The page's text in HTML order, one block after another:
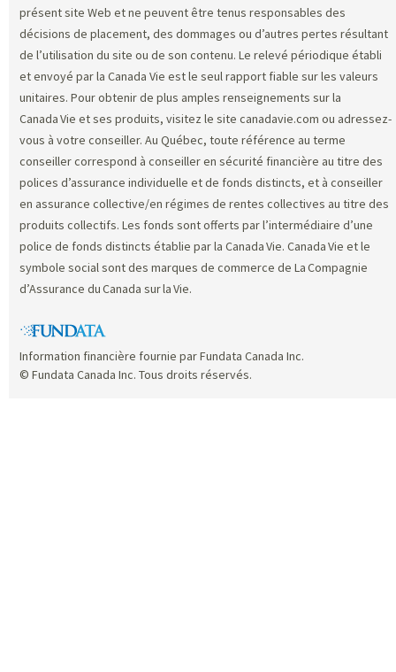
présent site Web et ne peuvent être tenus responsables des
décisions de placement, des dommages ou d’autres pertes résultant
de l’utilisation du site ou de son contenu. Le relevé périodique établi
et envoyé par la Canada Vie est le seul rapport fiable sur les valeurs
unitaires. Pour obtenir de plus amples renseignements sur la
Canada Vie et ses produits, visitez le site canadavie.com ou adressez-
vous à votre conseiller. Au Québec, toute référence au terme
conseiller correspond à conseiller en sécurité financière au titre des
polices d’assurance individuelle et de fonds distincts, et à conseiller
en assurance collective/en régimes de rentes collectives au titre des
produits collectifs. Les fonds sont offerts par l’intermédiaire d’une
police de fonds distincts établie par la Canada Vie. Canada Vie et le
symbole social sont des marques de commerce de La Compagnie
d’Assurance du Canada sur la Vie.
Information financière fournie par Fundata Canada Inc.
© Fundata Canada Inc. Tous droits réservés.